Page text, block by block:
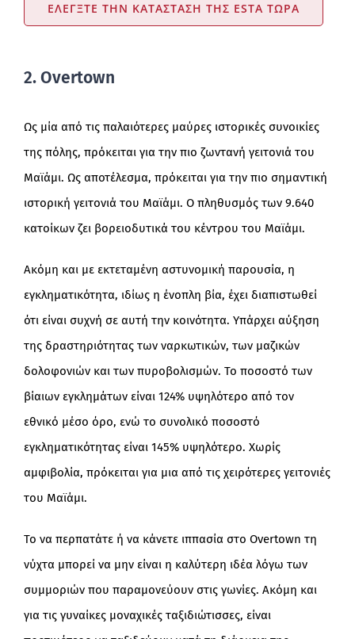
ΕΛΈΓΞΤΕ ΤΗΝ ΚΑΤΆΣΤΑΣΗ ΤΗΣ ESTA ΤΏΡΑ
2. Overtown
Ως μία από τις παλαιότερες μαύρες ιστορικές συνοικίες
της πόλης, πρόκειται για την πιο ζωντανή γειτονιά του
Μαϊάμι. Ως αποτέλεσμα, πρόκειται για την πιο σημαντική
ιστορική γειτονιά του Μαϊάμι. Ο πληθυσμός των 9.640
κατοίκων ζει βορειοδυτικά του κέντρου του Μαϊάμι.
Ακόμη και με εκτεταμένη αστυνομική παρουσία, η
εγκληματικότητα, ιδίως η ένοπλη βία, έχει διαπιστωθεί
ότι είναι συχνή σε αυτή την κοινότητα. Υπάρχει αύξηση
της δραστηριότητας των ναρκωτικών, των μαζικών
δολοφονιών και των πυροβολισμών. Το ποσοστό των
βίαιων εγκλημάτων είναι 124% υψηλότερο από τον
εθνικό μέσο όρο, ενώ το συνολικό ποσοστό
εγκληματικότητας είναι 145% υψηλότερο. Χωρίς
αμφιβολία, πρόκειται για μια από τις χειρότερες γειτονιές
του Μαϊάμι.
Το να περπατάτε ή να κάνετε ιππασία στο Overtown τη
νύχτα μπορεί να μην είναι η καλύτερη ιδέα λόγω των
συμμοριών που παραμονεύουν στις γωνίες. Ακόμη και
για τις γυναίκες μοναχικές ταξιδιώτισσες, είναι